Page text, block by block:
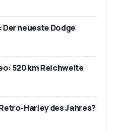
neueste Dodge
520 km Reichweite
Harley des Jahres?